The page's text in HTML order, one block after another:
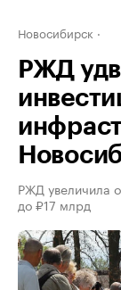
Новосибирск
РЖД
РЖД увеличила
до ₽17 млрд